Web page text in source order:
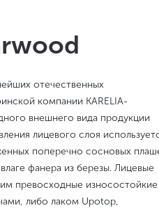
отечественных
компании KARELIA-
внешнего вида продукции
лицевого слоя
поперечно сосновых
фанера из березы. Лицевые
превосходные износостойкие
либо лаком Upotop,